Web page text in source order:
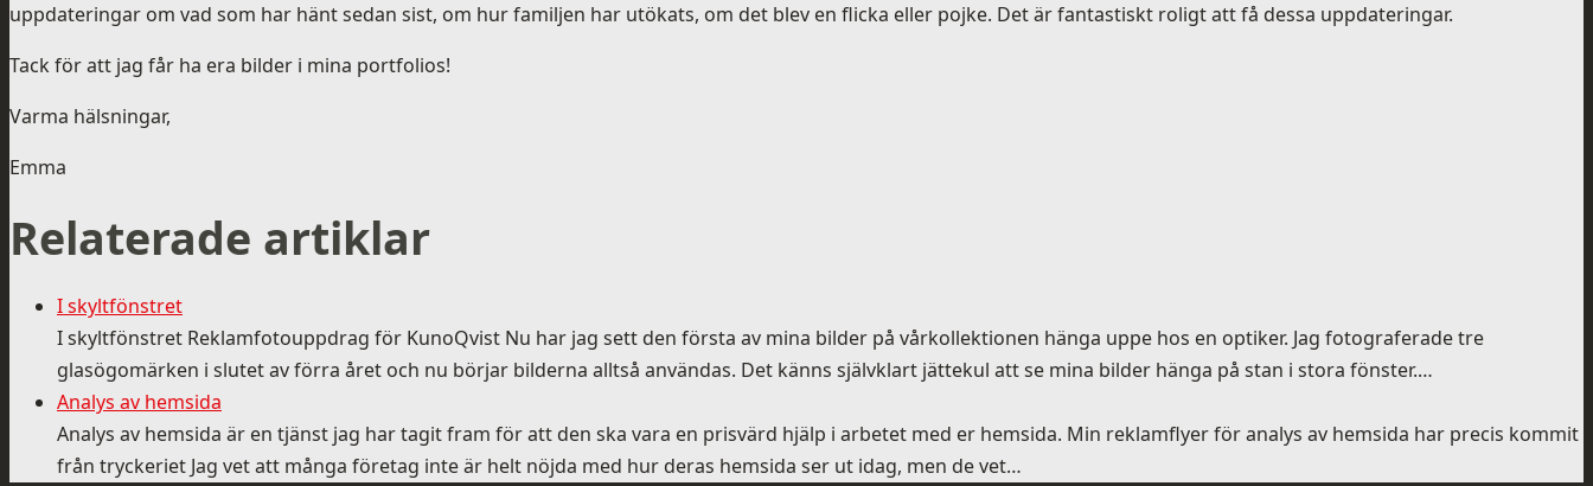
uppdateringar om vad som har hänt sedan sist, om hur familjen har utökats, om det blev en flicka eller pojke. Det är fantastiskt roligt att få dessa uppdateringar.
Tack för att jag får ha era bilder i mina portfolios!
Varma hälsningar,
Emma
Relaterade artiklar
I skyltfönstret
I skyltfönstret Reklamfotouppdrag för KunoQvist Nu har jag sett den första av mina bilder på vårkollektionen hänga uppe hos en optiker. Jag fotograferade tre
glasögomärken i slutet av förra året och nu börjar bilderna alltså användas. Det känns självklart jättekul att se mina bilder hänga på stan i stora fönster.…
Analys av hemsida
Analys av hemsida är en tjänst jag har tagit fram för att den ska vara en prisvärd hjälp i arbetet med er hemsida. Min reklamflyer för analys av hemsida har precis kommit
från tryckeriet Jag vet att många företag inte är helt nöjda med hur deras hemsida ser ut idag, men de vet…